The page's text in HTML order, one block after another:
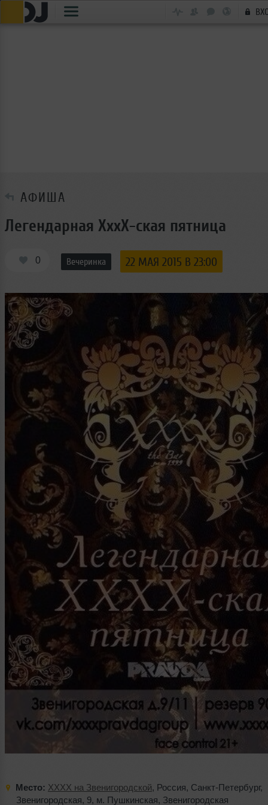
АФИША
Легендарная XxxX-ская пятница
0 Вечеринка 22 МАЯ 2015 В 23:00
Место: XXXX на Звенигородской, Россия, Санкт-Петербург,
Звенигородская, 9, м. Пушкинская, Звенигородская